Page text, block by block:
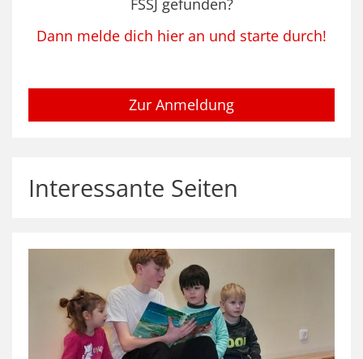
Dann melde dich hier an und starte durch!
Zur Anmeldung
Interessante Seiten